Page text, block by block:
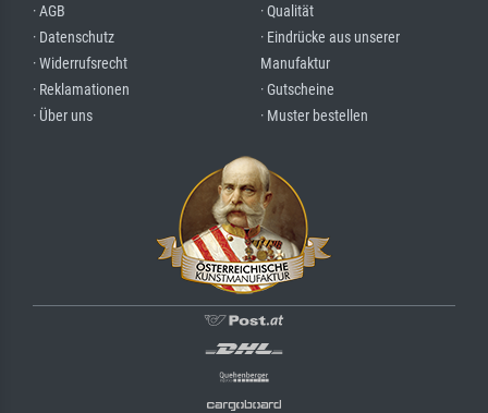
· AGB
· Datenschutz
· Widerrufsrecht
· Reklamationen
· Über uns
· Qualität
· Eindrücke aus unserer
Manufaktur
· Gutscheine
· Muster bestellen